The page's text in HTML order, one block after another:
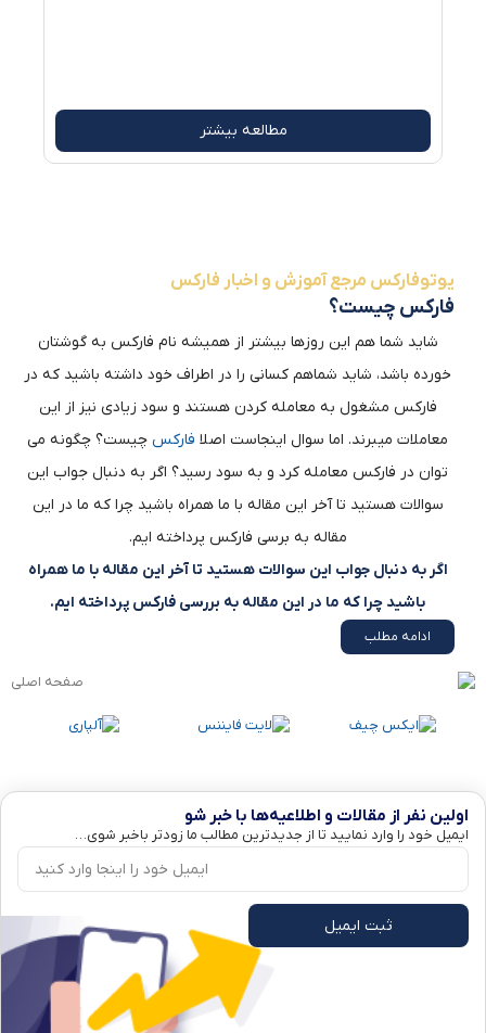
مطالعه بیشتر
یوتوفارکس مرجع آموزش و اخبار فارکس
فارکس چیست؟
شاید شما هم این روزها بیشتر از همیشه نام فارکس به گوشتان
خورده باشد، شاید شماهم کسانی را در اطراف خود داشته باشید که در
فارکس مشغول به معامله کردن هستند و سود زیادی نیز از این
معاملات میبرند. اما سوال اینجاست اصلا فارکسچیست؟ چگونه می
توان در فارکس معامله کرد و به سود رسید؟ اگر به دنبال جواب این
سوالات هستید تا آخر این مقاله با ما همراه باشید چرا که ما در این
مقاله به برسی فارکس پرداخته ایم.
اگر به دنبال جواب این سوالات هستید تا آخر این مقاله با ما همراه
باشید چرا که ما در این مقاله به بررسی فارکس پرداخته ایم.
ادامه مطلب
اولین نفر از مقالات و اطلاعیه‌ها با خبر شو
ایمیل خود را وارد نمایید تا از جدیدترین مطالب ما زودتر باخبر شوی…
ثبت ایمیل